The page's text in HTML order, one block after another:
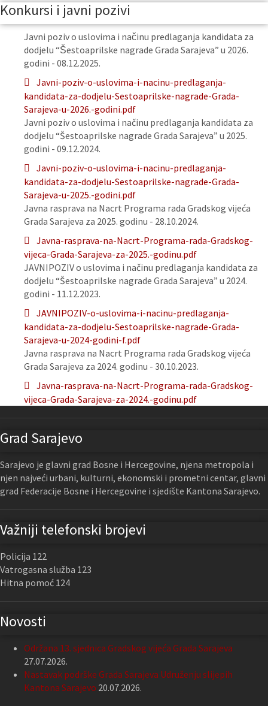
Konkursi i javni pozivi
Javni poziv o uslovima i načinu predlaganja kandidata za
dodjelu “Šestoaprilske nagrade Grada Sarajeva” u 2026.
godini - 08.12.2025.
Javni-poziv-o-uslovima-i-nacinu-predlaganja-
kandidata-za-dodjelu-Sestoaprilske-nagrade-Grada-
Sarajeva-u-2026.-godini.pdf
Javni poziv o uslovima i načinu predlaganja kandidata za
dodjelu “Šestoaprilske nagrade Grada Sarajeva” u 2025.
godini - 09.12.2024.
Javni-poziv-o-uslovima-i-nacinu-predlaganja-
kandidata-za-dodjelu-Sestoaprilske-nagrade-Grada-
Sarajeva-u-2025.-godini.pdf
Javna rasprava na Nacrt Programa rada Gradskog vijeća
Grada Sarajeva za 2025. godinu - 28.10.2024.
Javna-rasprava-na-Nacrt-Programa-rada-Gradskog-
vijeca-Grada-Sarajeva-za-2025.-godinu.pdf
JAVNIPOZIV o uslovima i načinu predlaganja kandidata za
dodjelu “Šestoaprilske nagrade Grada Sarajeva” u 2024.
godini - 11.12.2023.
JAVNIPOZIV-o-uslovima-i-nacinu-predlaganja-
kandidata-za-dodjelu-Sestoaprilske-nagrade-Grada-
Sarajeva-u-2024-godini-f.pdf
Javna rasprava na Nacrt Programa rada Gradskog vijeća
Grada Sarajeva za 2024. godinu - 30.10.2023.
Javna-rasprava-na-Nacrt-Programa-rada-Gradskog-
vijeca-Grada-Sarajeva-za-2024.-godinu.pdf
Grad Sarajevo
Sarajevo je glavni grad Bosne i Hercegovine, njena metropola i
njen najveći urbani, kulturni, ekonomski i prometni centar, glavni
grad Federacije Bosne i Hercegovine i sjedište Kantona Sarajevo.
Važniji telefonski brojevi
Policija 122
Vatrogasna služba 123
Hitna pomoć 124
Novosti
Održana 13. sjednica Gradskog vijeća Grada Sarajeva
27.07.2026.
Nastavak podrške Grada Sarajeva Udruženju slijepih
Kantona Sarajevo 20.07.2026.